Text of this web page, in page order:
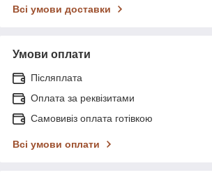
Всі умови доставки
Умови оплати
Післяплата
Оплата за реквізитами
Самовивіз оплата готівкою
Всі умови оплати